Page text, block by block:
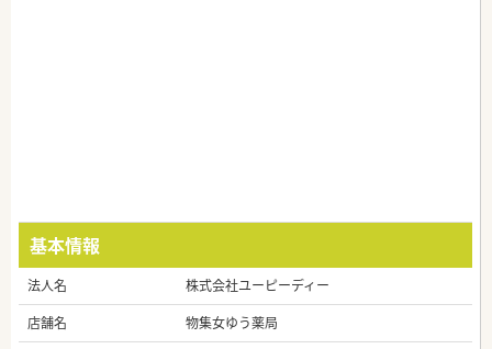
基本情報
法人名
株式会社ユーピーディー
店舗名
物集女ゆう薬局